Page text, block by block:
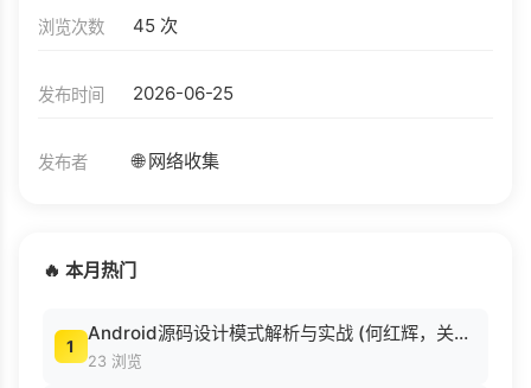
浏览次数 45 次
发布时间 2026-06-25
发布者 🌐 网络收集
🔥 本月热门
1
Android源码设计模式解析与实战 (何红辉，关爱民著, 何红辉, 关爱民著, 何红辉, 关爱民).pdf
23 浏览